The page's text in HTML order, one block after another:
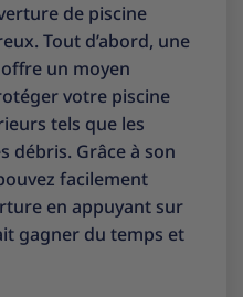
de piscine
Tout d’abord, une
un moyen
votre piscine
tels que les
débris. Grâce à son
facilement
en appuyant sur
gagner du temps et